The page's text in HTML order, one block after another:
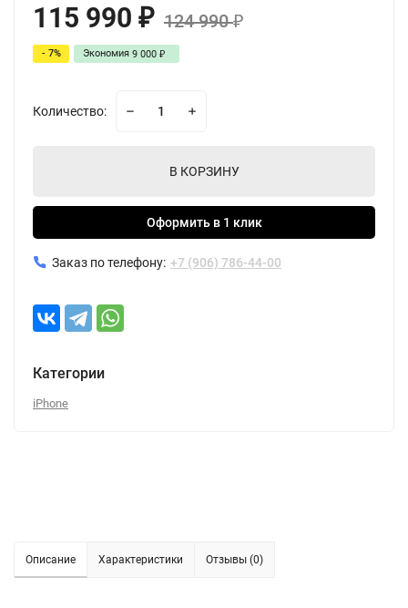
115 990 ₽ 124 990₽
- 7% Экономия 9 000 ₽
Количество:
В КОРЗИНУ
Оформить в 1 клик
Заказ по телефону: +7 (906) 786-44-00
Категории
iPhone
Описание Характеристики Отзывы (0)